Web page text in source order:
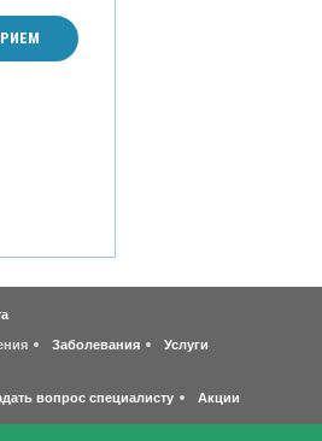
Заболевания
Услуги
вопрос специалисту Акции